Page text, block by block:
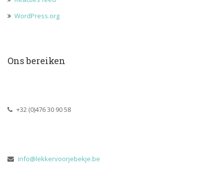
WordPress.org
Ons bereiken
+32 (0)476 30 90 58
info@lekkervoorjebekje.be